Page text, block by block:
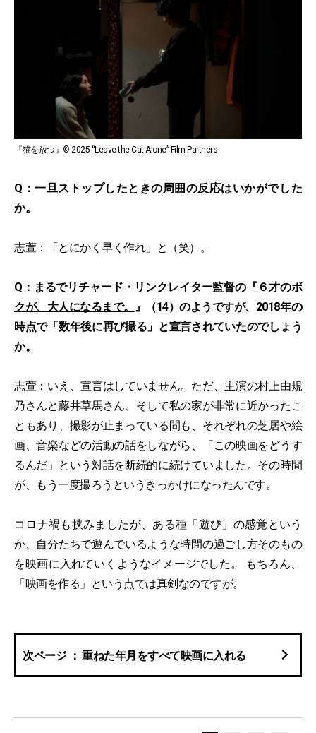
『猫を放つ』© 2025 “Leave the Cat Alone” Film Partners
Q：一旦ストップしたときの周囲の反応はいかがでした
か。
志萱：「とにかく早く作れ」と（笑）。
Q：まるでリチャード・リンクレイター監督の『 ６才のボ
クが、大人になるまで。
』（14）のようですが、2018年の
時点で「数年後に再び撮る」と宣言されていたのでしょう
か。
志萱：いえ、宣言はしていません。ただ、主演の村上由規
乃さんと藤井草馬さん、そして私の家が非常に近かったこ
ともあり、撮影が止まっている間も、それぞれの芝居や絵
画、音楽などの活動の話をしながら、「この映画をどうす
るんだ」という対話を断続的に続けていました。その時間
が、もう一度撮ろうというきっかけになったんです。
コロナ禍も挟みましたが、ある種「遊び」の感覚という
か、自分たちで遊んでいるような時間の過ごし方そのもの
を映画に入れていくようなイメージでした。 もちろん、
「映画を作る」という点では真剣なのですが。
重ねた年月をすべて映画に入れる